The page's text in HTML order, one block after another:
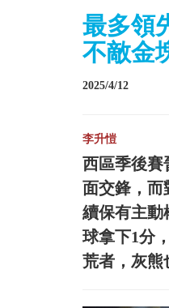
最多領
不敵金
2025/4/12
李升愷
西區季後賽
面交鋒，而
續保有主動
球拿下1分
荒者，灰熊